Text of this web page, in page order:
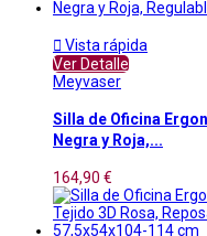
 Vista rápida
Ver Detalle
Meyvaser
Silla de Oficina
Negra y Roja,...
164,90 €